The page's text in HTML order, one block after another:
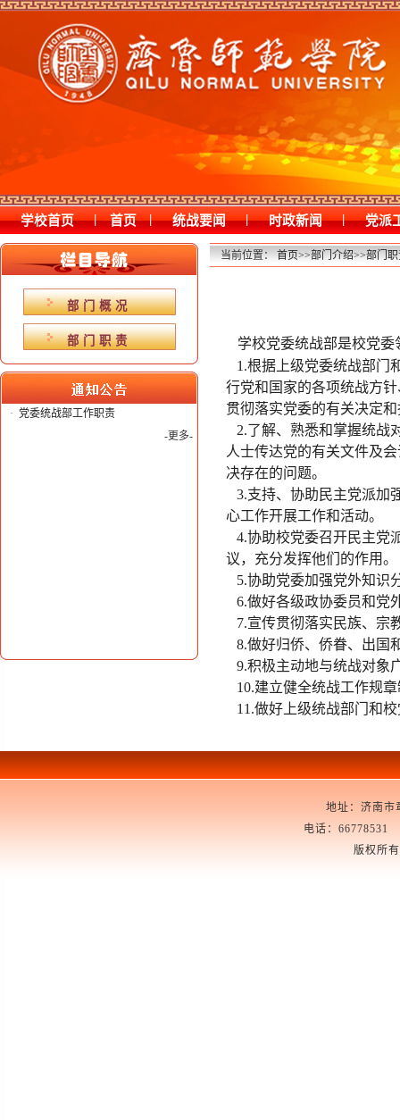
学校首页 | 首页 | 统战要闻 | 时政新闻 | 党派
部门概况
部门职责
· 党委统战部工作职责
-更多-
当前位置：首页>>部门介绍>>部门
学校党委统战部是校党
1.根据上级党委统战部门
行党和国家的各项统战方
贯彻落实党委的有关决定
2.了解、熟悉和掌握统战
人士传达党的有关文件及
决存在的问题。
3.支持、协助民主党派加
心工作开展工作和活动。
4.协助校党委召开民主党
议，充分发挥他们的作用。
5.协助党委加强党外知识
6.做好各级政协委员和党
7.宣传贯彻落实民族、宗
8.做好归侨、侨眷、出国
9.积极主动地与统战对象
10.建立健全统战工作规
11.做好上级统战部门和
地址：济南
电话：66778531
版权所